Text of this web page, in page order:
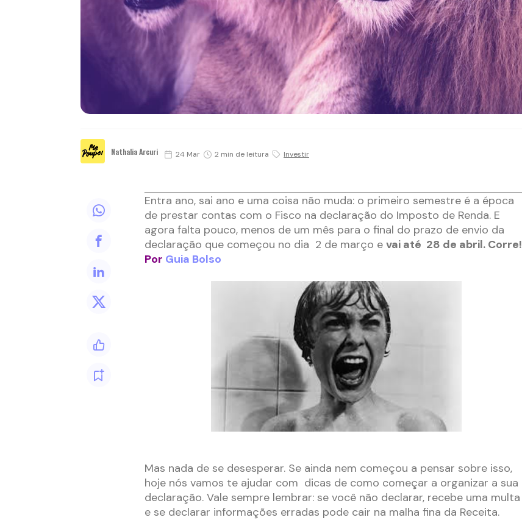
Nathalia Arcuri 24 Mar 2 min de leitura Investir
Entra ano, sai ano e uma coisa não muda: o primeiro semestre é a época
de prestar contas com o Fisco na declaração do Imposto de Renda. E
agora falta pouco, menos de um mês para o final do prazo de envio da
declaração que começou no dia 2 de março e vai até 28 de abril. Corre!
Por Guia Bolso
Mas nada de se desesperar. Se ainda nem começou a pensar sobre isso,
hoje nós vamos te ajudar com dicas de como começar a organizar a sua
declaração. Vale sempre lembrar: se você não declarar, recebe uma multa
e se declarar informações erradas pode cair na malha fina da Receita.